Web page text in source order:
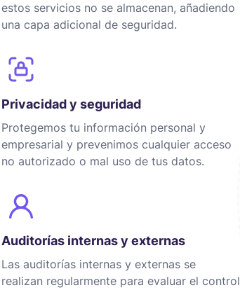
estos servicios no se almacenan, añadiendo
una capa adicional de seguridad.
Privacidad y seguridad
Protegemos tu información personal y
empresarial y prevenimos cualquier acceso
no autorizado o mal uso de tus datos.
Auditorías internas y externas
Las auditorías internas y externas se
realizan regularmente para evaluar el control